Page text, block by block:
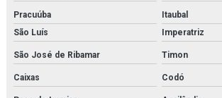
Válvula de controle de temperatura
Válvula independente de pressão
Válvula proporcional
Pracuúba
Itaubal
São Luís
Imperatriz
São José de Ribamar Timon
Caixas Codó